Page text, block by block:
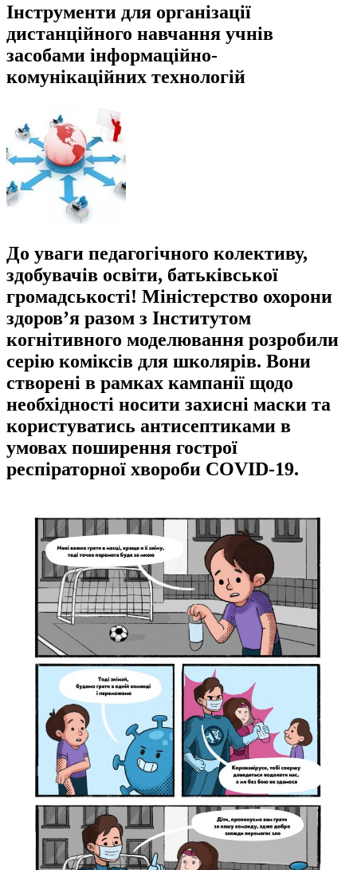
Інструменти для організації
дистанційного навчання учнів
засобами інформаційно-
комунікаційних технологій
До уваги педагогічного колективу,
здобувачів освіти, батьківської
громадськості! Міністерство охорони
здоров’я разом з Інститутом
когнітивного моделювання розробили
серію коміксів для школярів. Вони
створені в рамках кампанії щодо
необхідності носити захисні маски та
користуватись антисептиками в
умовах поширення гострої
респіраторної хвороби COVID-19.